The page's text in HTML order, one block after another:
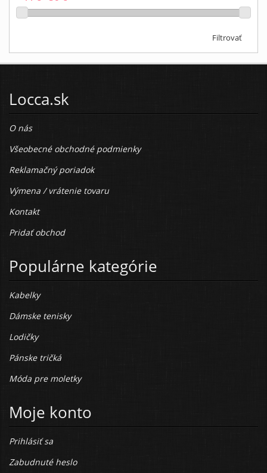
Filtrovať
Locca.sk
O nás
Všeobecné obchodné podmienky
Reklamačný poriadok
Výmena / vrátenie tovaru
Kontakt
Pridať obchod
Populárne kategórie
Kabelky
Dámske tenisky
Lodičky
Pánske tričká
Móda pre moletky
Moje konto
Prihlásiť sa
Zabudnuté heslo